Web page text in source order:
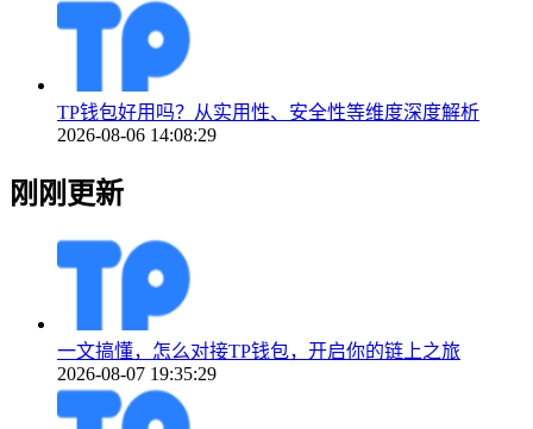
TP钱包好用吗？从实用性、安全性等维度深度解析
2026-08-06 14:08:29
刚刚更新
一文搞懂，怎么对接TP钱包，开启你的链上之旅
2026-08-07 19:35:29